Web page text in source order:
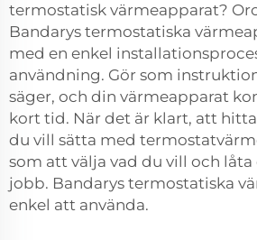
termostatisk värmeapparat?
Bandarys termostatiska
med en enkel
användning. Gör som
säger, och din värmeapparat
kort tid. När det är klart, att
du vill sätta med
som att välja vad du vill och
jobb. Bandarys termostatiska
enkel att använda.